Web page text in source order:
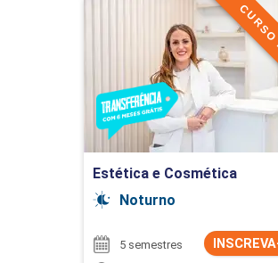
Estética e Cosmética
Noturno
5 semestres
Estética e
Detalhes do curso
Ir para Inscrição